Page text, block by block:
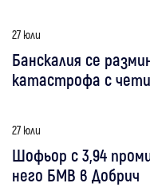
27 юли
Банскалия се
катастрофа с
27 юли
Шофьор с 3,94
него БМВ в Добрич